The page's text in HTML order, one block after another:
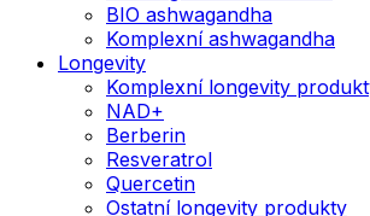
BIO ashwagandha
Komplexní ashwagandha
Longevity
Komplexní longevity
NAD+
Berberin
Resveratrol
Quercetin
Ostatní longevity produkty